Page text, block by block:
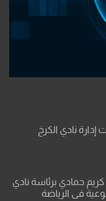
إدارة نادي الكرخ
حمادي برئاسة نادي
في الرياضة